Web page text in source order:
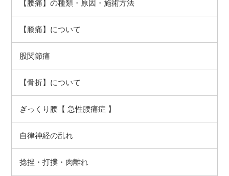
【腰痛】の種類・原因・施術方法
【膝痛】について
股関節痛
【骨折】について
ぎっくり腰【 急性腰痛症 】
自律神経の乱れ